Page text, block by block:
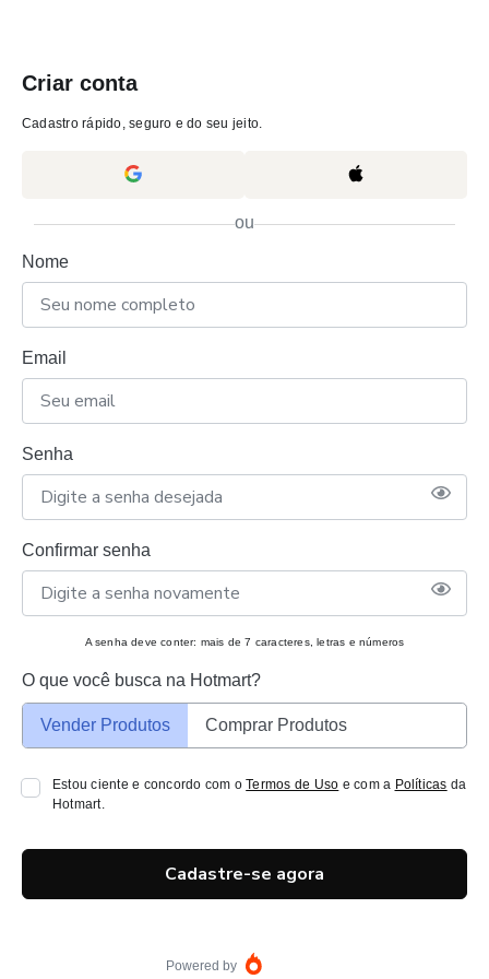
Criar conta
Cadastro rápido, seguro e do seu jeito.
ou
Nome
Email
Senha
Confirmar senha
A senha deve conter: mais de 7 caracteres, letras e números
O que você busca na Hotmart?
Vender Produtos Comprar Produtos
Estou ciente e concordo com oTermos de Uso e com a Políticas da
Hotmart.
Cadastre-se agora
Powered by